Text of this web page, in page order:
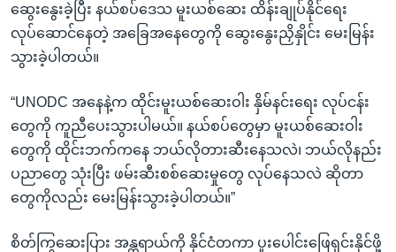
ဆွေးနွေးခဲ့ပြီး နယ်စပ်ဒေသ မူးယစ်ဆေး ထိန်းချုပ်နိုင်ရေး
လုပ်ဆောင်နေတဲ့ အခြေအနေတွေကို ဆွေးနွေးညှိနှိုင်း မေးမြန်း
သွားခဲ့ပါတယ်။
“UNODC အနေနဲ့က ထိုင်းမူးယစ်ဆေးဝါး နှိမ်နင်းရေး လုပ်ငန်း
တွေကို ကူညီပေးသွားပါမယ်။ နယ်စပ်တွေမှာ မူးယစ်ဆေးဝါး
တွေကို ထိုင်းဘက်ကနေ ဘယ်လိုတားဆီးနေသလဲ၊ ဘယ်လိုနည်း
ပညာတွေ သုံးပြီး ဖမ်းဆီးစစ်ဆေးမှုတွေ လုပ်နေသလဲ ဆိုတာ
တွေကိုလည်း မေးမြန်းသွားခဲ့ပါတယ်။”
စိတ်ကြွဆေးပြား အန္တရာယ်ကို နိုင်ငံတကာ ပူးပေါင်းဖြေရှင်းနိုင်ဖို့